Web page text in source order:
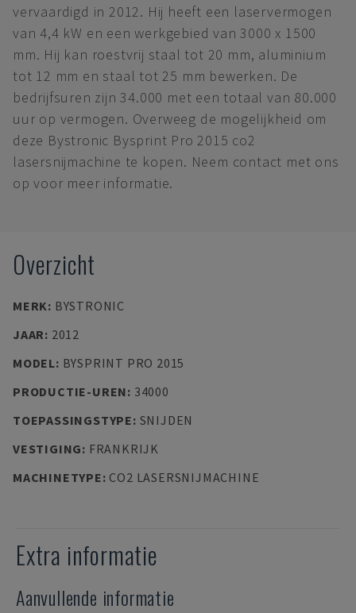
vervaardigd in 2012. Hij heeft een laservermogen
van 4,4 kW en een werkgebied van 3000 x 1500
mm. Hij kan roestvrij staal tot 20 mm, aluminium
tot 12 mm en staal tot 25 mm bewerken. De
bedrijfsuren zijn 34.000 met een totaal van 80.000
uur op vermogen. Overweeg de mogelijkheid om
deze Bystronic Bysprint Pro 2015 co2
lasersnijmachine te kopen. Neem contact met ons
op voor meer informatie.
Overzicht
MERK: BYSTRONIC
JAAR: 2012
MODEL: BYSPRINT PRO 2015
PRODUCTIE-UREN: 34000
TOEPASSINGSTYPE: SNIJDEN
VESTIGING: FRANKRIJK
MACHINETYPE: CO2 LASERSNIJMACHINE
Extra informatie
Aanvullende informatie